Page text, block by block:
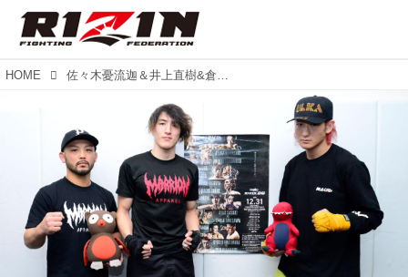
HOME 佐々木憂流迦＆井上直樹&倉本一真 公開練習 Yogibo presents RIZIN.26